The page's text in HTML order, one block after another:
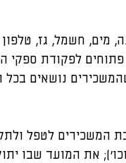
מים, חשמל, גז, טלפון
לפקודת ספקי
נושאים
המשכירים לטפל
את המועד שבו